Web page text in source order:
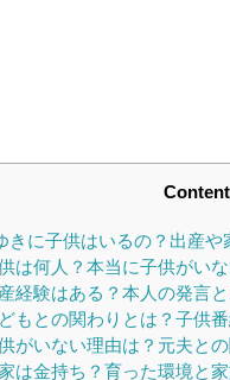
きに子供はいるの？出産や
は何人？本当に子供がい
経験はある？本人の発言
もとの関わりとは？子供
がいない理由は？元夫との
は金持ち？育った環境と